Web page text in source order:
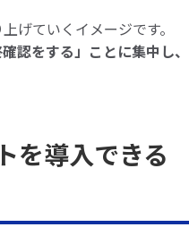
げていくイメージです。
認をする」ことに集中し、
を導入できる